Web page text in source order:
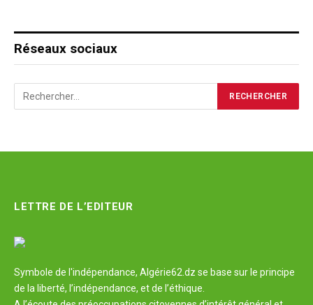
Réseaux sociaux
LETTRE DE L’EDITEUR
Symbole de l'indépendance, Algérie62.dz se base sur le principe
de la liberté, l’indépendance, et de l’éthique.